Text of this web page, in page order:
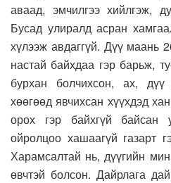
аваад, эмчилгээ хийлгэж,
Бусад улиралд асран
хүлээж авдаггүй. Дүү маань
настай байхдаа гэр барьж,
бурхан болчихсон, ах,
хөөгөөд явчихсан хүүхдэд
орох гэр байхгүй байсан
ойролцоо хашаагүй газарт
Харамсалтай нь, дүүгийн
өвчтэй болсон. Дайрлага